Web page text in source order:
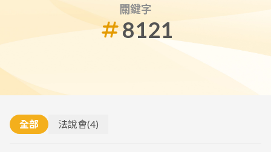
關鍵字
8121
全部 法說會(4)